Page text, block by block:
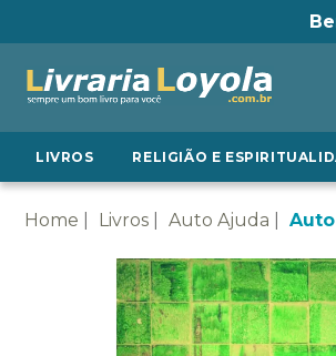
LIVROS RELIGIÃO E
Home Livros Auto Ajuda